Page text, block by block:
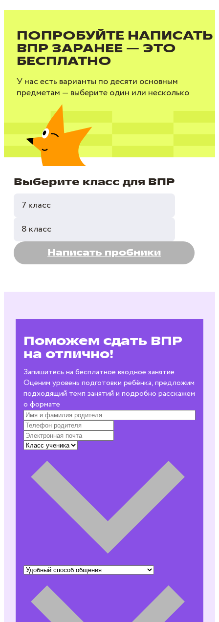
ПОПРОБУЙТЕ НАПИСАТЬ
ВПР ЗАРАНЕЕ — ЭТО
БЕСПЛАТНО
У нас есть варианты по десяти основным
предметам — выберите один или несколько
Выберите класс для ВПР
7 класс
8 класс
Написать пробники
Поможем сдать ВПР
на отлично!
Запишитесь на бесплатное вводное занятие.
Оценим уровень подготовки ребёнка, предложим
подходящий темп занятий и подробно расскажем
о формате